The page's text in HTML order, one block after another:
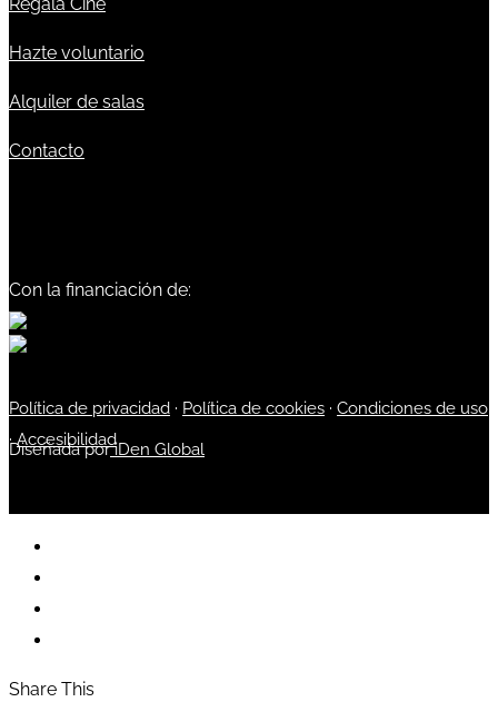
Regala Cine
Hazte voluntario
Alquiler de salas
Contacto
Con la financiación de:
Política de privacidad · Política de cookies · Condiciones de uso
·Accesibilidad
Diseñada poriDen Global
Share This